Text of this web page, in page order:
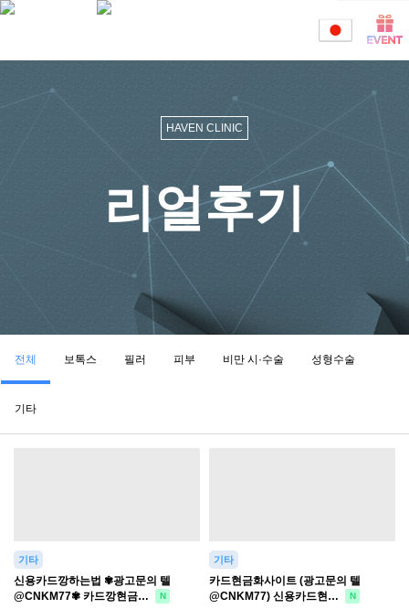
HAVEN CLINIC
리얼후기
전체 보톡스 필러 피부 비만 시·수술 성형수술
기타
기타
신용카드깡하는법 ✾광고문의 텔
@CNKM77✾ 카드깡현금…
N
기타
카드현금화사이트 (광고문의 텔
@CNKM77) 신용카드현…
N